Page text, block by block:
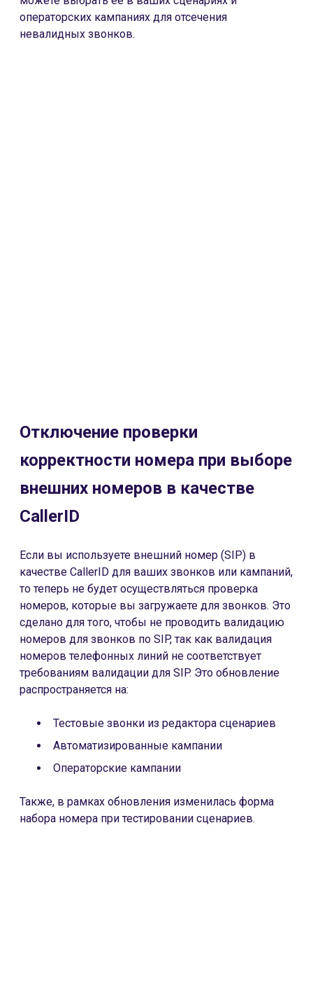
операторских кампаниях для отсечения
невалидных звонков.
Отключение проверки
корректности номера при выборе
внешних номеров в качестве
CallerID
Если вы используете внешний номер (SIP) в
качестве CallerID для ваших звонков или кампаний,
то теперь не будет осуществляться проверка
номеров, которые вы загружаете для звонков. Это
сделано для того, чтобы не проводить валидацию
номеров для звонков по SIP, так как валидация
номеров телефонных линий не соответствует
требованиям валидации для SIP. Это обновление
распространяется на:
Тестовые звонки из редактора сценариев
Автоматизированные кампании
Операторские кампании
Также, в рамках обновления изменилась форма
набора номера при тестировании сценариев.